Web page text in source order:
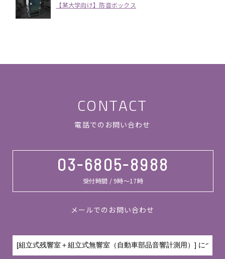
【某大学向け】防音ボックス
CONTACT
電話でのお問い合わせ
03-6805-8988
受付時間 / 9時～17時
メールでのお問い合わせ